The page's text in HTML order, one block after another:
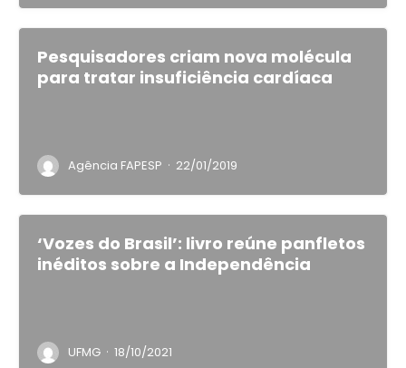
Pesquisadores criam nova molécula
para tratar insuficiência cardíaca
Agência FAPESP · 22/01/2019
‘Vozes do Brasil’: livro reúne panfletos
inéditos sobre a Independência
UFMG · 18/10/2021